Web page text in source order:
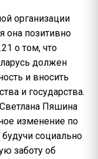
организации
она позитивно
о том, что
должен
и вносить
и государства.
Пяшина
изменение по
будучи социально
заботу об